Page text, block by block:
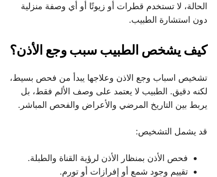
الحالة، لا تستخدم قطرات أو زيوتًا أو أي وصفة منزلية
دون استشارة الطبيب.
كيف يشخص الطبيب سبب وجع الأذن؟
تشخيص اسباب وجع الاذن وعلاجها يبدأ من فحص بسيط،
لكنه دقيق. الطبيب لا يعتمد على وصف الألم فقط، بل
يربط بين التاريخ المرضي والأعراض والفحص المباشر.
قد يشمل التشخيص:
فحص الأذن بمنظار الأذن لرؤية القناة والطبلة.
تقييم وجود شمع أو إفرازات أو تورم.